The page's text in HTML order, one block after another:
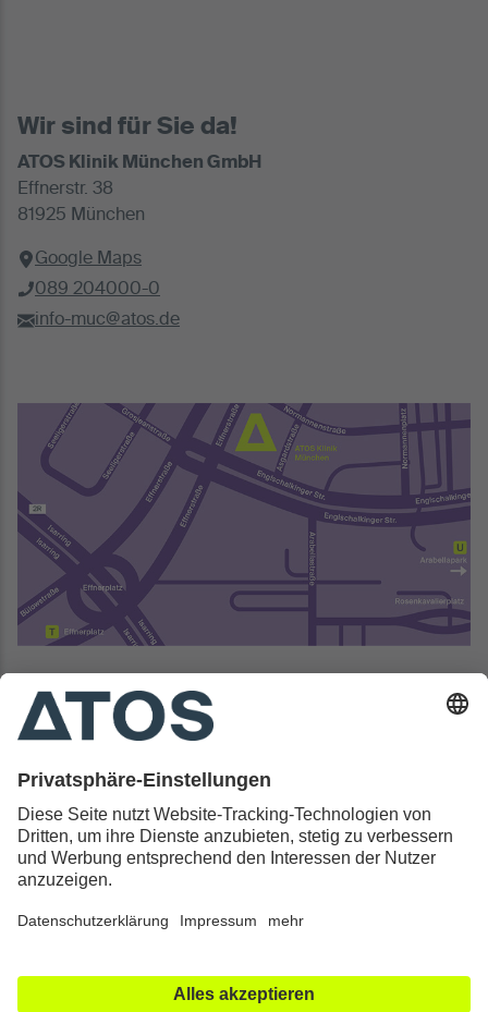
Wir sind für Sie da!
ATOS Klinik München GmbH
Effnerstr. 38
81925 München
Google Maps
089 204000-0
info-muc@atos.de
Kontakt & Rechtliches
Alle ATOS Kliniken